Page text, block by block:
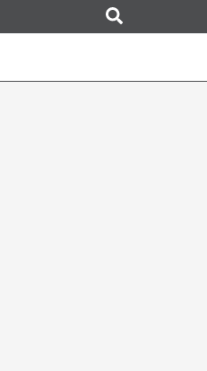
Buscar